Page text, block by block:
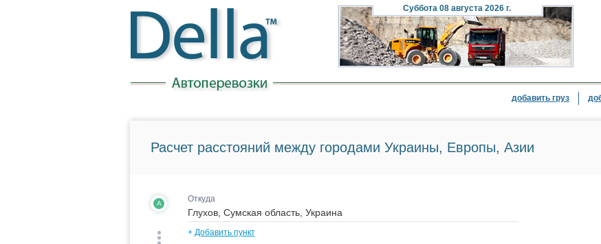
Суббота08 августа 2026 г.
добавить груз
Расчет расстояний между городами Украины, Европы, Азии
A Откуда
+ Добавить пункт